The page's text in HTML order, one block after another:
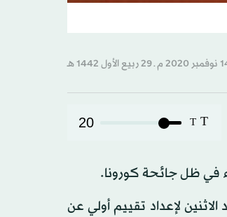
T
T
20
في ظل جائحة كورونا.
لإعداد تقييم أولي عن